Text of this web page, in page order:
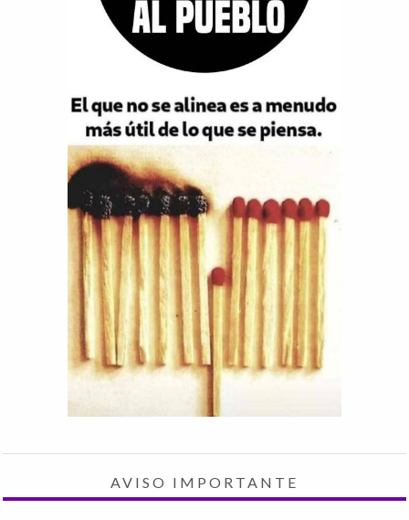
AVISO IMPORTANTE